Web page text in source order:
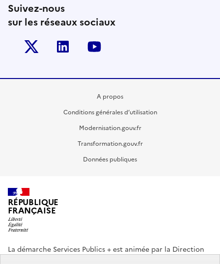
Suivez-nous
sur les réseaux sociaux
Twitter-x Linkedin
A propos
Conditions générales d’utilisation
Modernisation.gouv.fr
Transformation.gouv.fr
Données publiques
RÉPUBLIQUE
FRANÇAISE
La démarche Services Publics + est animée par la Direction